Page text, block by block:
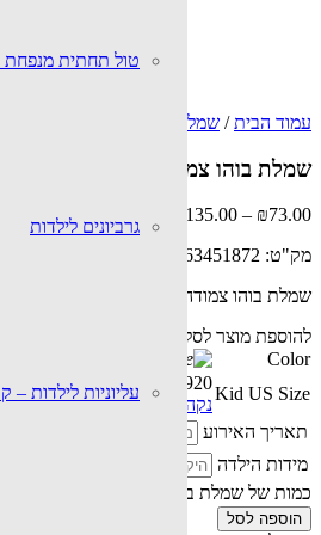
טול תחתית מנפחת
גרביונים לילדות
עליוניות לילדות –
עמוד הבית/ שמלות / שמלת בוהו צמודה
שמלת בוהו צמודה ואלגנטית
₪73.00
–
135.00
מק"ט: 32663451872
שמלת בוהו צמודה ואלגנטית מתחרה
להוספת מוצר לסל, יש ללחוץ על הצבע ועל
Color
Kid US Size
1516 17 1920
נקה
תאריך האירוע
מידות הילדה
כמות של שמלת בוהו צמודה ואלגנטית
הוספה לסל